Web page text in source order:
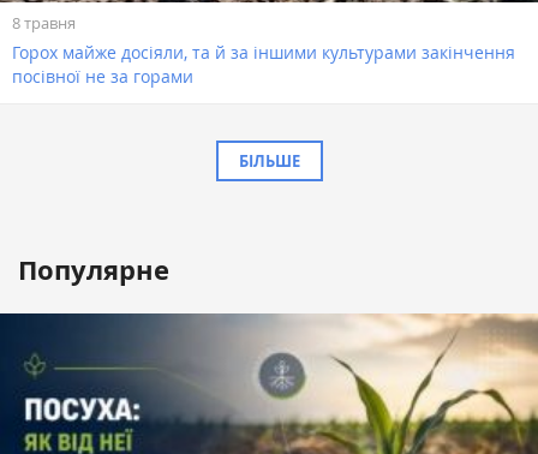
8 травня
Горох майже досіяли, та й за іншими культурами закінчення
посівної не за горами
БІЛЬШЕ
Популярне